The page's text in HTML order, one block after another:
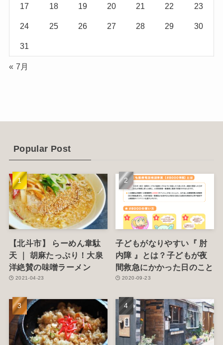
(2)
(4)
(1)
(5)
17 18 19 20 21 22 23
24 25 26 27 28 29 30
31
« 7月
Popular Post
【北斗市】 らーめん韋駄
天 ｜ 胡麻たっぷり！大泉
洋絶賛の味噌ラーメン
2021-04-23
子どもがなりやすい『 肘
内障 』とは？子どもが夜
間救急にかかった日のこと
2020-09-23